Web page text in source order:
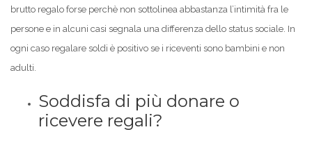
brutto regalo forse perchè non sottolinea abbastanza l’intimità fra le
persone e in alcuni casi segnala una differenza dello status sociale. In
ogni caso regalare soldi è positivo se i riceventi sono bambini e non
adulti.
Soddisfa di più donare o
ricevere regali?